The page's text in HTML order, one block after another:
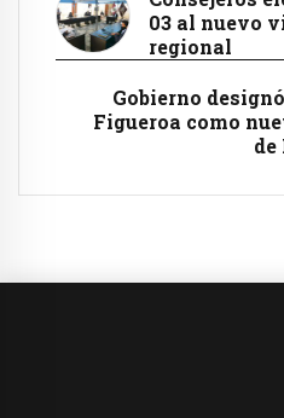
03 al nuevo
regional
Gobierno
Figueroa como
de